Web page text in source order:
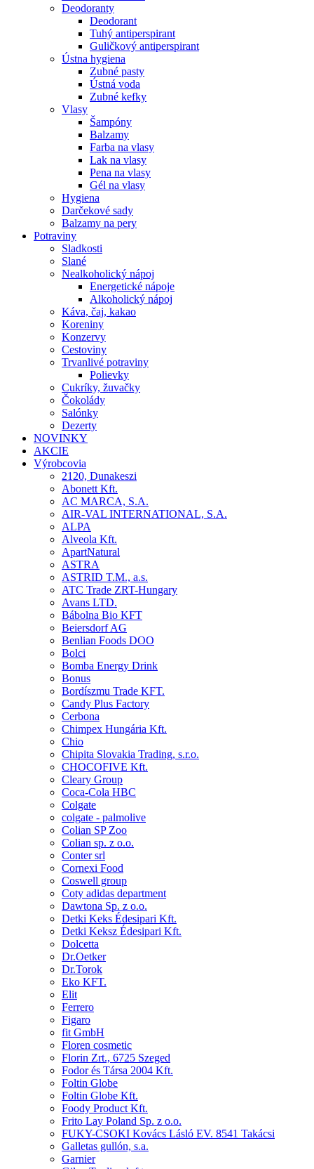
Deodoranty
Deodorant
Tuhý antiperspirant
Guličkový antiperspirant
Ústna hygiena
Zubné pasty
Ústná voda
Zubné kefky
Vlasy
Šampóny
Balzamy
Farba na vlasy
Lak na vlasy
Pena na vlasy
Gél na vlasy
Hygiena
Darčekové sady
Balzamy na pery
Potraviny
Sladkosti
Slané
Nealkoholický nápoj
Energetické nápoje
Alkoholický nápoj
Káva, čaj, kakao
Koreniny
Konzervy
Cestoviny
Trvanlivé potraviny
Polievky
Cukríky, žuvačky
Čokolády
Salónky
Dezerty
NOVINKY
AKCIE
Výrobcovia
2120, Dunakeszi
Abonett Kft.
AC MARCA, S.A.
AIR-VAL INTERNATIONAL, S.A.
ALPA
Alveola Kft.
ApartNatural
ASTRA
ASTRID T.M., a.s.
ATC Trade ZRT-Hungary
Avans LTD.
Bábolna Bio KFT
Beiersdorf AG
Benlian Foods DOO
Bolci
Bomba Energy Drink
Bonus
Bordíszmu Trade KFT.
Candy Plus Factory
Cerbona
Chimpex Hungária Kft.
Chio
Chipita Slovakia Trading, s.r.o.
CHOCOFIVE Kft.
Cleary Group
Coca-Cola HBC
Colgate
colgate - palmolive
Colian SP Zoo
Colian sp. z o.o.
Conter srl
Cornexi Food
Coswell group
Coty adidas department
Dawtona Sp. z o.o.
Detki Keks Édesipari Kft.
Detki Keksz Édesipari Kft.
Dolcetta
Dr.Oetker
Dr.Torok
Eko KFT.
Elit
Ferrero
Figaro
fit GmbH
Floren cosmetic
Florin Zrt., 6725 Szeged
Fodor és Társa 2004 Kft.
Foltin Globe
Foltin Globe Kft.
Foody Product Kft.
Frito Lay Poland Sp. z o.o.
FUKY-CSOKI Kovács Lásló EV. 8541 Takácsi
Galletas gullón, s.a.
Garnier